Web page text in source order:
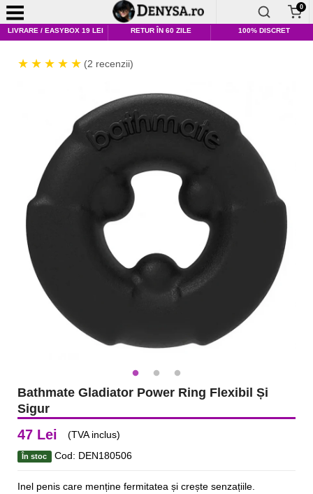
0
LIVRARE / EASYBOX 19 LEI RETUR ÎN 60 ZILE 100% DISCRET
(2 recenzii)
Bathmate Gladiator Power Ring Flexibil Și
Sigur
47 Lei (TVA inclus)
În stoc Cod: DEN180506
Inel penis care menține fermitatea și crește senzațiile.